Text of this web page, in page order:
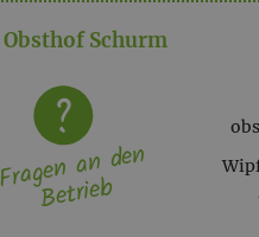
Obsthof Schurm
Fragen an den
Betrieb